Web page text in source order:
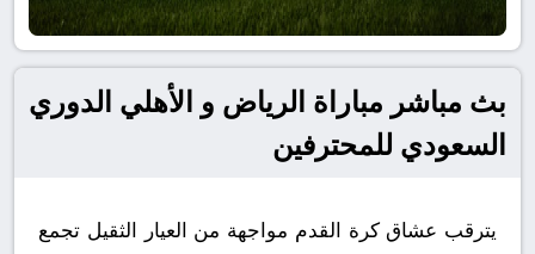
بث مباشر مباراة الرياض و الأهلي الدوري
السعودي للمحترفين
يترقب عشاق كرة القدم مواجهة من العيار الثقيل تجمع